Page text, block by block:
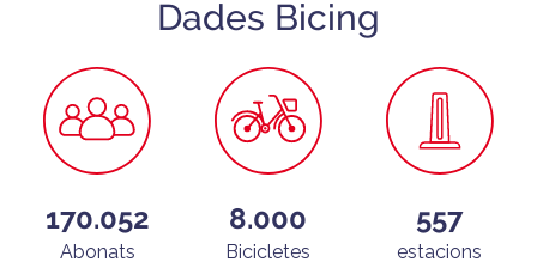
Dades Bicing
170.052
Abonats
8.000
Bicicletes
557
estacions